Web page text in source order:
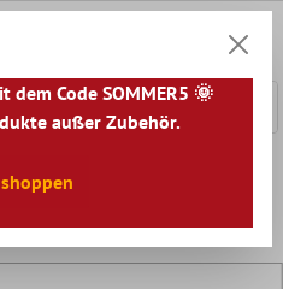
Metalloptik Silber
dem Code SOMMER5 🌞
außer Zubehör.